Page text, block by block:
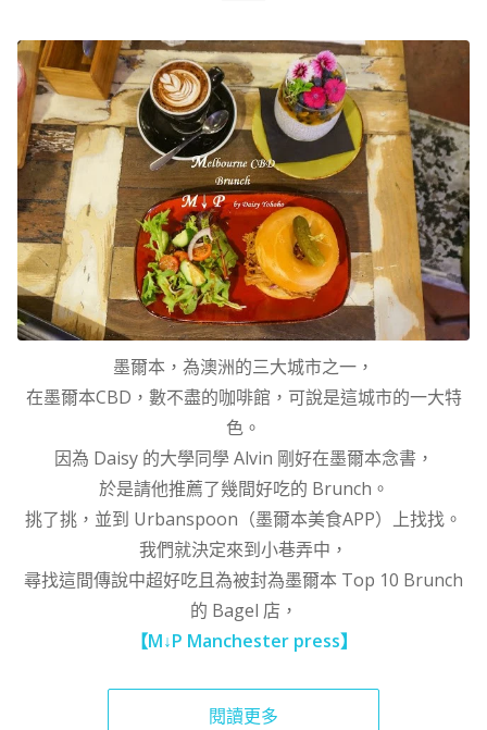
墨爾本，為澳洲的三大城市之一，
在墨爾本CBD，數不盡的咖啡館，可說是這城市的一大特
色。
因為 Daisy 的大學同學 Alvin 剛好在墨爾本念書，
於是請他推薦了幾間好吃的 Brunch。
挑了挑，並到 Urbanspoon（墨爾本美食APP）上找找。
我們就決定來到小巷弄中，
尋找這間傳說中超好吃且為被封為墨爾本 Top 10 Brunch
的 Bagel 店，
【M↓P Manchester press】
閱讀更多